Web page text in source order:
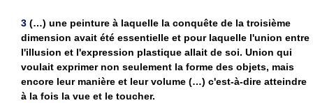
3 (…) une peinture à laquelle la conquête de la troisième
dimension avait été essentielle et pour laquelle l'union entre
l'illusion et l'expression plastique allait de soi. Union qui
voulait exprimer non seulement la forme des objets, mais
encore leur manière et leur volume (…) c'est-à-dire atteindre
à la fois la vue et le toucher.